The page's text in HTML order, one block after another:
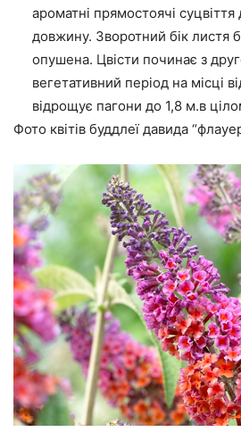
ароматні прямостоячі
довжину. Зворотний бік листя
опушена. Цвісти починає з
вегетативний період на місці
відрощує пагони до 1,8 м.в
Фото квітів буддлеї давида